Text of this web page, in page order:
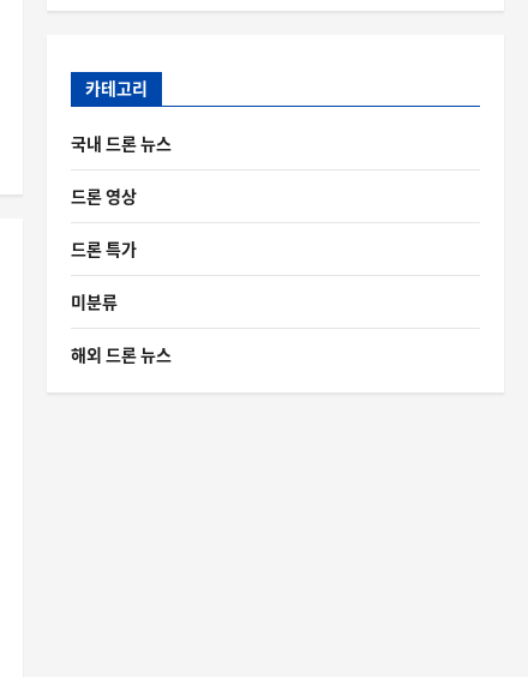
카테고리
국내 드론 뉴스
드론 영상
드론 특가
미분류
해외 드론 뉴스